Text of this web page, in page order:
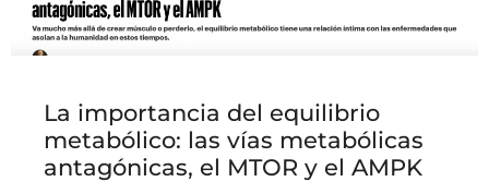
La importancia del equilibrio
metabólico: las vías metabólicas
antagónicas, el MTOR y el AMPK